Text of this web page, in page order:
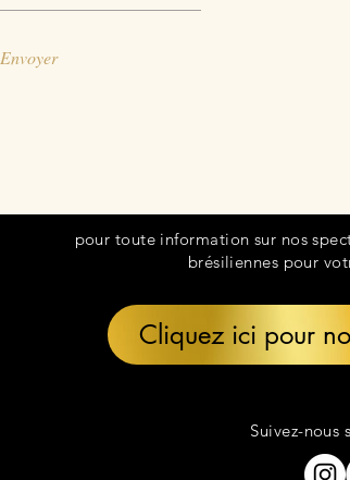
Envoyer
pour toute information sur nos
brésiliennes pour
Cliquez ici pour
Suivez-nous